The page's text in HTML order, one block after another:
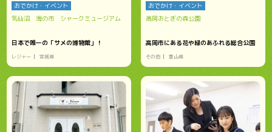
おでかけ・イベント
気仙沼 海の市 シャークミュージアム
日本で唯一の「サメの博物館」！
レジャー 宮城県
おでかけ・イベント
高岡おとぎの森公園
高岡市にある花や緑のあふれる総合公園
その他 富山県